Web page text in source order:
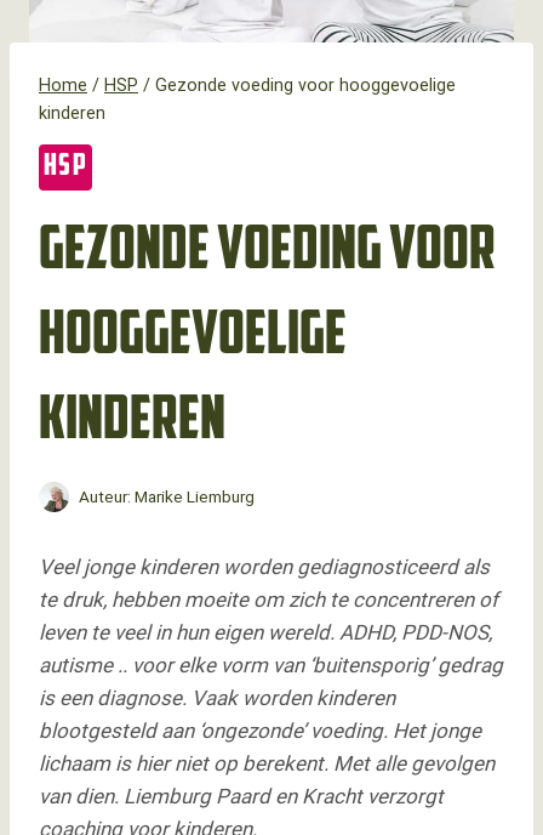
Home / HSP / Gezonde voeding voor hooggevoelige
kinderen
HSP
Gezonde voeding voor
hooggevoelige
kinderen
Auteur: Marike Liemburg
Veel jonge kinderen worden gediagnosticeerd als
te druk, hebben moeite om zich te concentreren of
leven te veel in hun eigen wereld. ADHD, PDD-NOS,
autisme .. voor elke vorm van ‘buitensporig’ gedrag
is een diagnose. Vaak worden kinderen
blootgesteld aan ‘ongezonde’ voeding. Het jonge
lichaam is hier niet op berekent. Met alle gevolgen
van dien. Liemburg Paard en Kracht verzorgt
coaching voor kinderen.